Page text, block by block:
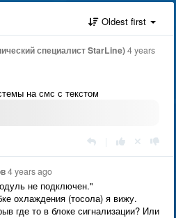
Oldest first
специалист StarLine)4 years
на смс с текстом
4 years ago
не подключен."
охлаждения (тосола) я вижу.
где то в блоке сигнализации? Или